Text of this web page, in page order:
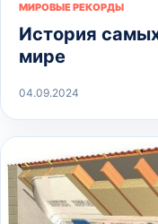
МИРОВЫЕ РЕКОРДЫ
История
мире
04.09.2024